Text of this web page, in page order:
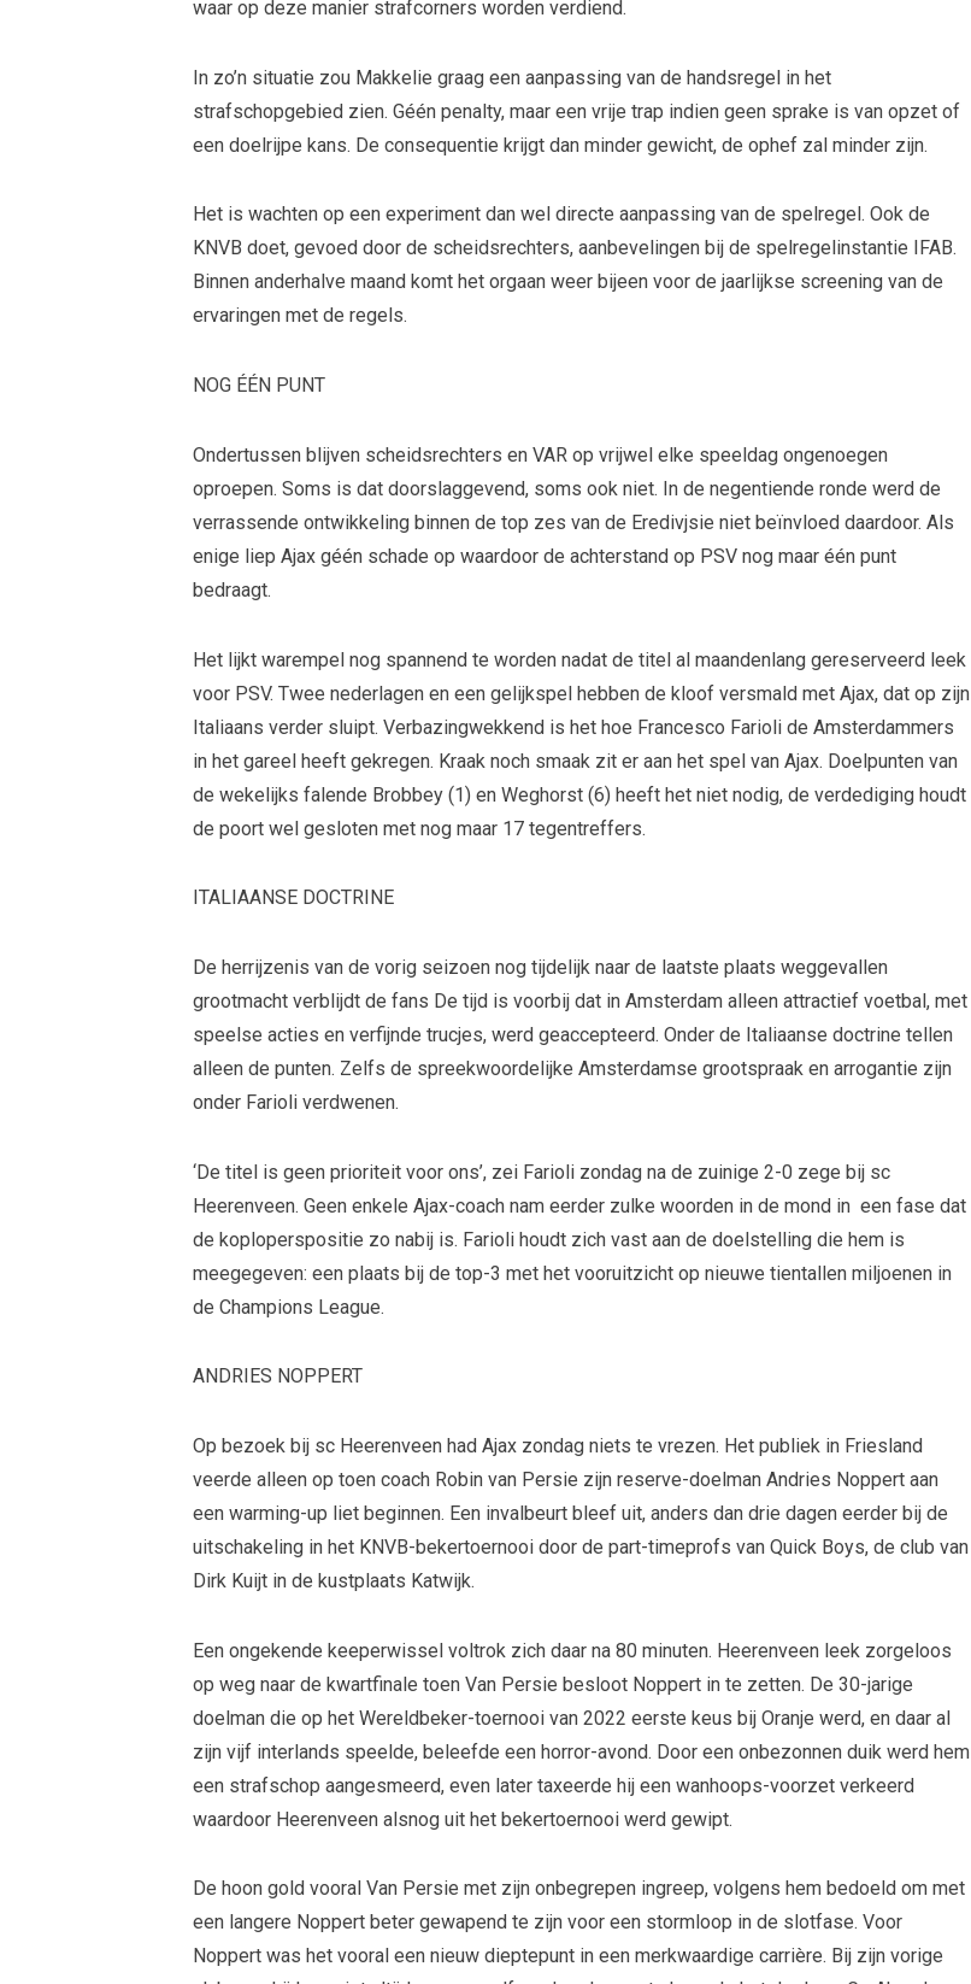
waar op deze manier strafcorners worden verdiend.
In zo’n situatie zou Makkelie graag een aanpassing van de handsregel in het
strafschopgebied zien. Géén penalty, maar een vrije trap indien geen sprake is van opzet of
een doelrijpe kans. De consequentie krijgt dan minder gewicht, de ophef zal minder zijn.
Het is wachten op een experiment dan wel directe aanpassing van de spelregel. Ook de
KNVB doet, gevoed door de scheidsrechters, aanbevelingen bij de spelregelinstantie IFAB.
Binnen anderhalve maand komt het orgaan weer bijeen voor de jaarlijkse screening van de
ervaringen met de regels.
NOG ÉÉN PUNT
Ondertussen blijven scheidsrechters en VAR op vrijwel elke speeldag ongenoegen
oproepen. Soms is dat doorslaggevend, soms ook niet. In de negentiende ronde werd de
verrassende ontwikkeling binnen de top zes van de Eredivjsie niet beïnvloed daardoor. Als
enige liep Ajax géén schade op waardoor de achterstand op PSV nog maar één punt
bedraagt.
Het lijkt warempel nog spannend te worden nadat de titel al maandenlang gereserveerd leek
voor PSV. Twee nederlagen en een gelijkspel hebben de kloof versmald met Ajax, dat op zijn
Italiaans verder sluipt. Verbazingwekkend is het hoe Francesco Farioli de Amsterdammers
in het gareel heeft gekregen. Kraak noch smaak zit er aan het spel van Ajax. Doelpunten van
de wekelijks falende Brobbey (1) en Weghorst (6) heeft het niet nodig, de verdediging houdt
de poort wel gesloten met nog maar 17 tegentreffers.
ITALIAANSE DOCTRINE
De herrijzenis van de vorig seizoen nog tijdelijk naar de laatste plaats weggevallen
grootmacht verblijdt de fans De tijd is voorbij dat in Amsterdam alleen attractief voetbal, met
speelse acties en verfijnde trucjes, werd geaccepteerd. Onder de Italiaanse doctrine tellen
alleen de punten. Zelfs de spreekwoordelijke Amsterdamse grootspraak en arrogantie zijn
onder Farioli verdwenen.
‘De titel is geen prioriteit voor ons’, zei Farioli zondag na de zuinige 2-0 zege bij sc
Heerenveen. Geen enkele Ajax-coach nam eerder zulke woorden in de mond in een fase dat
de koploperspositie zo nabij is. Farioli houdt zich vast aan de doelstelling die hem is
meegegeven: een plaats bij de top-3 met het vooruitzicht op nieuwe tientallen miljoenen in
de Champions League.
ANDRIES NOPPERT
Op bezoek bij sc Heerenveen had Ajax zondag niets te vrezen. Het publiek in Friesland
veerde alleen op toen coach Robin van Persie zijn reserve-doelman Andries Noppert aan
een warming-up liet beginnen. Een invalbeurt bleef uit, anders dan drie dagen eerder bij de
uitschakeling in het KNVB-bekertoernooi door de part-timeprofs van Quick Boys, de club van
Dirk Kuijt in de kustplaats Katwijk.
Een ongekende keeperwissel voltrok zich daar na 80 minuten. Heerenveen leek zorgeloos
op weg naar de kwartfinale toen Van Persie besloot Noppert in te zetten. De 30-jarige
doelman die op het Wereldbeker-toernooi van 2022 eerste keus bij Oranje werd, en daar al
zijn vijf interlands speelde, beleefde een horror-avond. Door een onbezonnen duik werd hem
een strafschop aangesmeerd, even later taxeerde hij een wanhoops-voorzet verkeerd
waardoor Heerenveen alsnog uit het bekertoernooi werd gewipt.
De hoon gold vooral Van Persie met zijn onbegrepen ingreep, volgens hem bedoeld om met
een langere Noppert beter gewapend te zijn voor een stormloop in de slotfase. Voor
Noppert was het vooral een nieuw dieptepunt in een merkwaardige carrière. Bij zijn vorige